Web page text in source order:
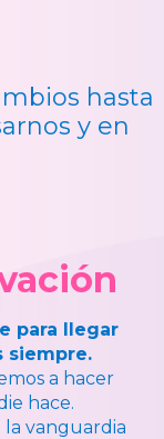
hasta
y en
para llegar
siempre.
a hacer
hace.
la vanguardia